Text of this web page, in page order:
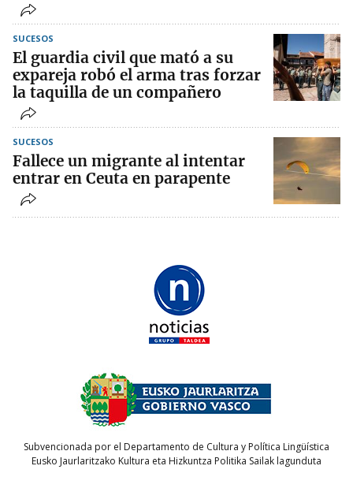
SUCESOS
El guardia civil que mató a su
expareja robó el arma tras forzar
la taquilla de un compañero
SUCESOS
Fallece un migrante al intentar
entrar en Ceuta en parapente
Subvencionada por el Departamento de Cultura y Política Lingüística
Eusko Jaurlaritzako Kultura eta Hizkuntza Politika Sailak lagunduta